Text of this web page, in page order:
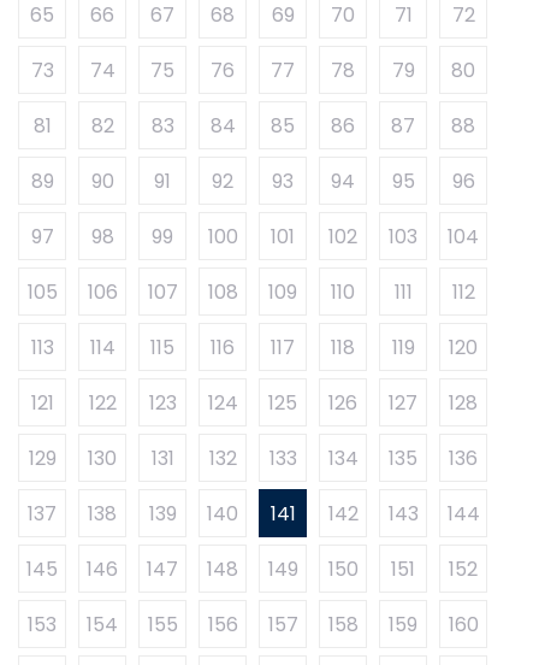
65
66 67 68 69 70 71
72
73
74 75 76 77 78 79
80
81
82 83 84 85 86 87
88
89
90 91 92 93 94 95
96
97
98 99 100 101 102 103
104
105
106 107 108 109 110 111
112
113
114 115 116 117 118 119
120
121
122 123 124 125 126 127
128
129
130 131 132 133 134 135
136
137
138 139 140 141 142 143
144
145
146 147 148 149 150 151
152
153
154 155 156 157 158 159
160